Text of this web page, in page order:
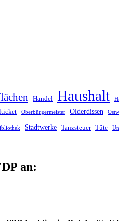
Handel Haushalt
Oberbürgermeister Olderdissen
Stadtwerke Tanzsteuer Tüte
an: